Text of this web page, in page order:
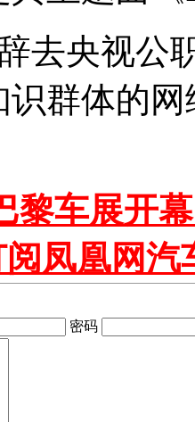
去央视
群体的
黎车展开
凤凰网汽
密码